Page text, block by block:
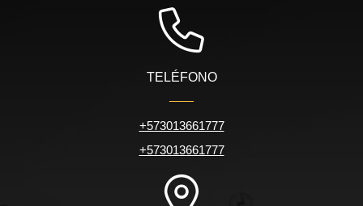
TELÉFONO
+573013661777
+573013661777